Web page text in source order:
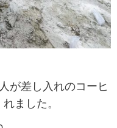
が差し入れのコーヒ
ました。